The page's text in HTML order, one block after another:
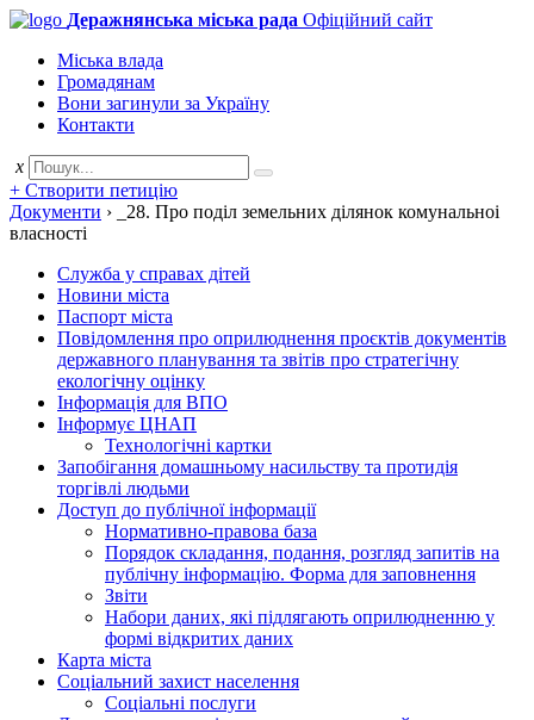
Деражнянська міська рада Офіційний сайт
Міська влада
Громадянам
Вони загинули за Україну
Контакти
x
+ Створити петицію
Документи ›
_28. Про подiл земельних дiлянок комунальноi
власностi
Служба у справах дітей
Новини міста
Паспорт міста
Повідомлення про оприлюднення проєктів документів
державного планування та звітів про стратегічну
екологічну оцінку
Інформація для ВПО
Інформує ЦНАП
Технологічні картки
Запобігання домашньому насильству та протидія
торгівлі людьми
Доступ до публічної інформації
Нормативно-правова база
Порядок складання, подання, розгляд запитів на
публічну інформацію. Форма для заповнення
Звіти
Набори даних, які підлягають оприлюдненню у
формі відкритих даних
Карта міста
Соціальний захист населення
Соціальні послуги